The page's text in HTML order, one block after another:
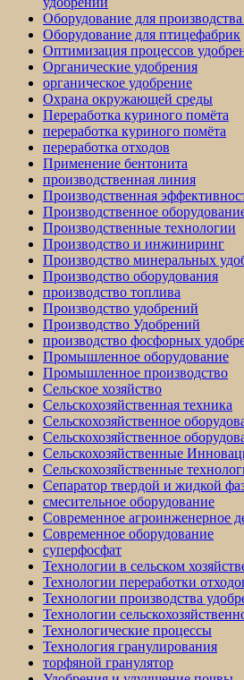
Оборудование для
Оборудование для птицефабрик
Оптимизация процессов
Органические удобрения
органическое удобрение
Охрана окружающей среды
Переработка куриного помёта
переработка куриного помёта
переработка отходов
Применение бентонита
производственная линия
Производственная
Производственное
Производственные технологии
Производство и инжиниринг
Производство минеральных
Производство оборудования
производство топлива
Производство удобрений
Производство Удобрений
производство фосфорных
Промышленное оборудование
Промышленное производство
Сельское хозяйство
Сельскохозяйственная техника
Сельскохозяйственное
Сельскохозяйственное
Сельскохозяйственные
Сельскохозяйственные
Сепаратор твердой и жидкой
смесительное оборудование
Современное агроинженерное
Современное оборудование
суперфосфат
Технологии в сельском
Технологии переработки
Технологии производства
Технологии
Технологические процессы
Технология гранулирования
торфяной гранулятор